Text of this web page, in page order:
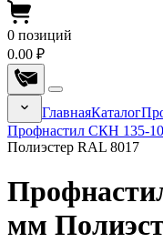
0 позиций
0.00 ₽
ГлавнаяКаталог
Профнастил СКН 135-
Полиэстер RAL 8017
мм